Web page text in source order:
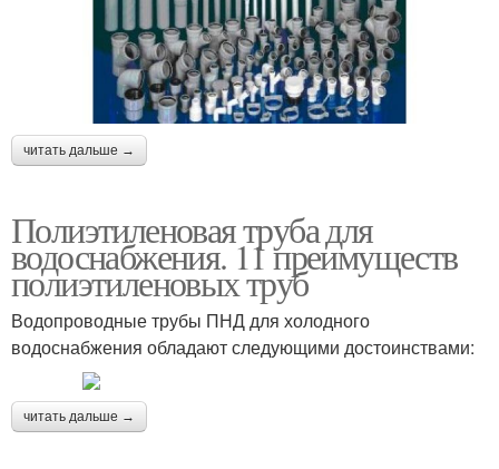
читать дальше →
Полиэтиленовая труба для
водоснабжения. 11 преимуществ
полиэтиленовых труб
Водопроводные трубы ПНД для холодного
водоснабжения обладают следующими достоинствами:
читать дальше →